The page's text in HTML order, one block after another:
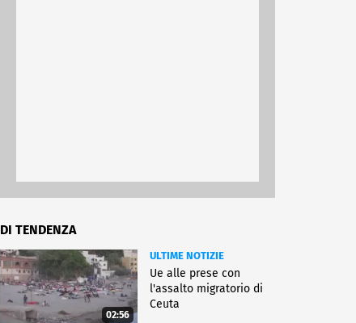
DI TENDENZA
02:56
ULTIME NOTIZIE
Ue alle prese con
l'assalto migratorio di
Ceuta